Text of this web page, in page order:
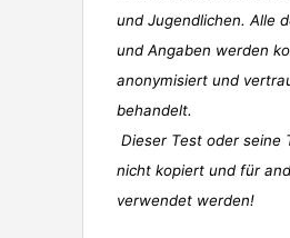
und Jugendlichen. Alle
und Angaben werden
anonymisiert und
behandelt.
Dieser Test oder seine
nicht kopiert und für
verwendet werden!